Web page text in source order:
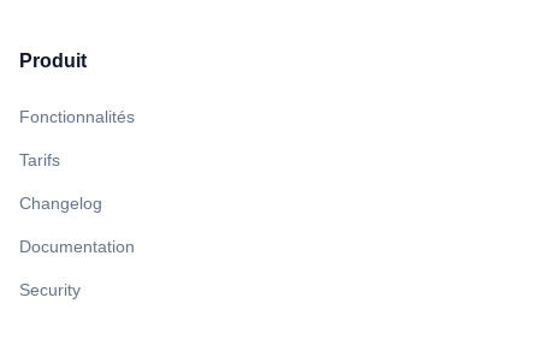
Produit
Fonctionnalités
Tarifs
Changelog
Documentation
Security